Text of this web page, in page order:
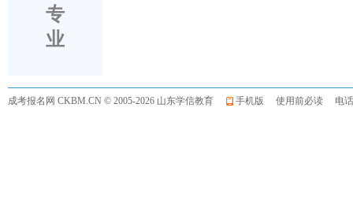
专
业
成考报名网 CKBM.CN © 2005-2026 山东学信教育 手机版 使用前必读 电话